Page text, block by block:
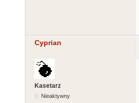
Cyprian
Kasetarz
Nieaktywny